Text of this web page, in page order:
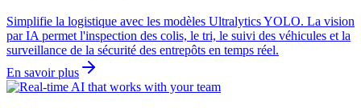
Simplifie la logistique avec les modèles Ultralytics YOLO. La vision
par IA permet l'inspection des colis, le tri, le suivi des véhicules et la
surveillance de la sécurité des entrepôts en temps réel.
En savoir plus